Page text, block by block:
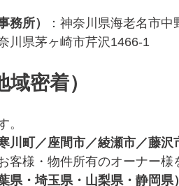
務所）
：神奈川県海老名市中
川県茅ヶ崎市芹沢1466-1
密着）
。
川町／座間市／綾瀬市／藤
客様・物件所有のオーナー様
県・埼玉県・山梨県・静岡県）